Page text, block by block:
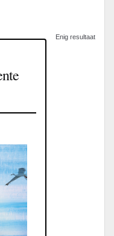
Enig resultaat